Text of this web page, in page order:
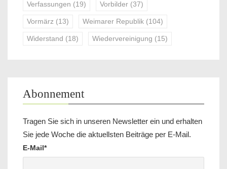
Verfassungen (19) Vorbilder (37)
Vormärz (13) Weimarer Republik (104)
Widerstand (18) Wiedervereinigung (15)
Abonnement
Tragen Sie sich in unseren Newsletter ein und erhalten
Sie jede Woche die aktuellsten Beiträge per E-Mail.
E-Mail*